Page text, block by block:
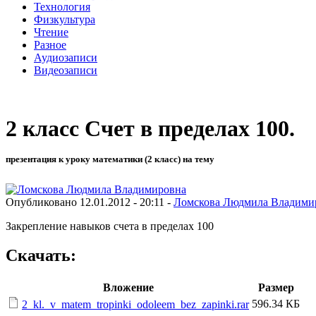
Технология
Физкультура
Чтение
Разное
Аудиозаписи
Видеозаписи
2 класс Счет в пределах 100.
презентация к уроку математики (2 класс) на тему
Опубликовано 12.01.2012 - 20:11 - Ломскова Людмила
Закрепление навыков счета в пределах 100
Скачать:
Вложение
Размер
2_kl._v_matem_tropinki_odoleem_bez_zapinki.rar 596.34 КБ